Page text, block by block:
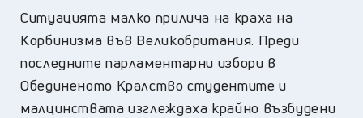
Ситуацията малко прилича на краха на
Корбинизма във Великобритания. Преди
последните парламентарни избори в
Обединеното Кралство студентите и
малцинствата изглеждаха крайно възбудени